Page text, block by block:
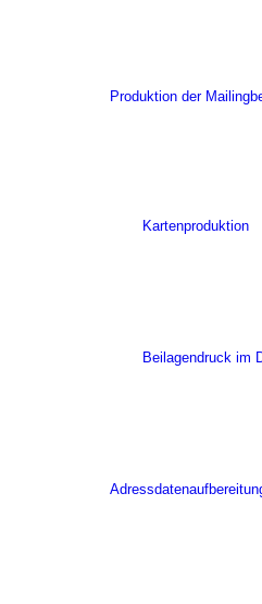
Produktion der
Kartenproduktion
Beilagendruck im